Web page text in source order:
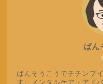
ばん
ばんそうこうでチチンプ
す。メンタルケア・アド